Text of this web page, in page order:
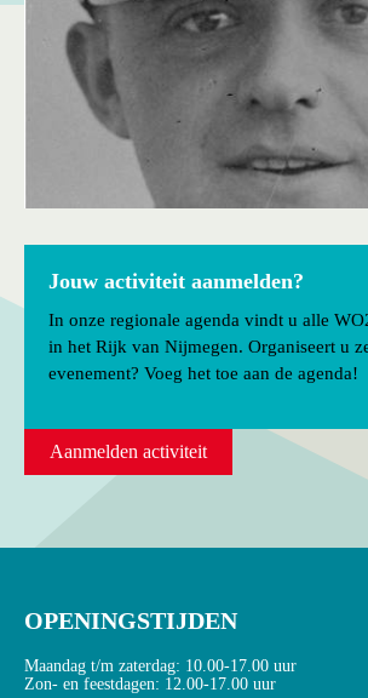
Jouw activiteit aanmelden?
In onze regionale agenda vindt u alle
in het Rijk van Nijmegen. Organiseert u
evenement? Voeg het toe aan de agenda!
Aanmelden activiteit
OPENINGSTIJDEN
Maandag t/m zaterdag: 10.00-17.00 uur
Zon- en feestdagen: 12.00-17.00 uur